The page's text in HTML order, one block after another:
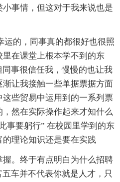
事情，但这对于我来说也是
运的，同事真的都很好也很照
在课堂上根本学不到的东
事很信任我，慢慢的也让我
让我接触一些单据票据方面
些贸易中运用到的一系列票
然在实际操作起来才知什么
事要躬行” 在校园里学到的东
理论知识还是要在实践
。终于有点明白为什么招聘
车并不代表你就是人才，只